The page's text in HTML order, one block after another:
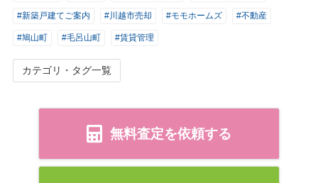
#新築戸建てご案内 #川越市売却 #モモホームズ #不動産
#鳩山町 #毛呂山町 #賃貸管理
カテゴリ・タグ一覧
無料査定を依頼する